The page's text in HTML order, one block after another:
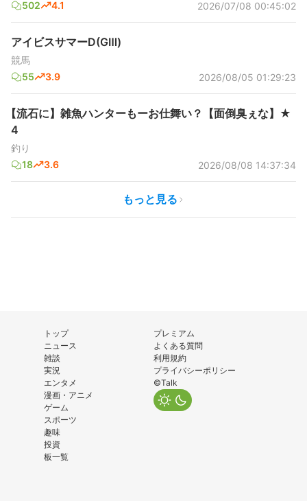
502
4.1 2026/07/08 00:45:02
アイビスサマーD(GⅢ)
競馬
55
3.9 2026/08/05 01:29:23
【流石に】雑魚ハンターもーお仕舞い？【面倒臭ぇな】★
4
釣り
18
3.6 2026/08/08 14:37:34
もっと見る
トップ
ニュース
雑談
実況
エンタメ
漫画・アニメ
ゲーム
スポーツ
趣味
投資
板一覧
プレミアム
よくある質問
利用規約
プライバシーポリシー
©Talk